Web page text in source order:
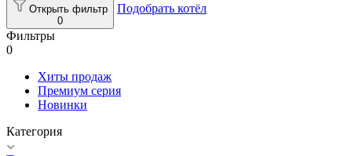
Открыть фильтр
0
Подобрать котёл
Фильтры
0
Хиты продаж
Премиум серия
Новинки
Категория